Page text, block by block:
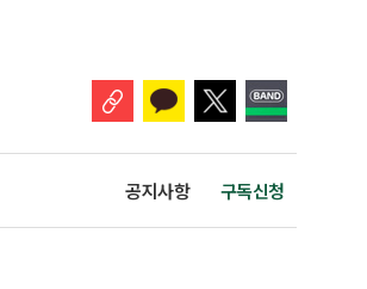
공지사항 구독신청